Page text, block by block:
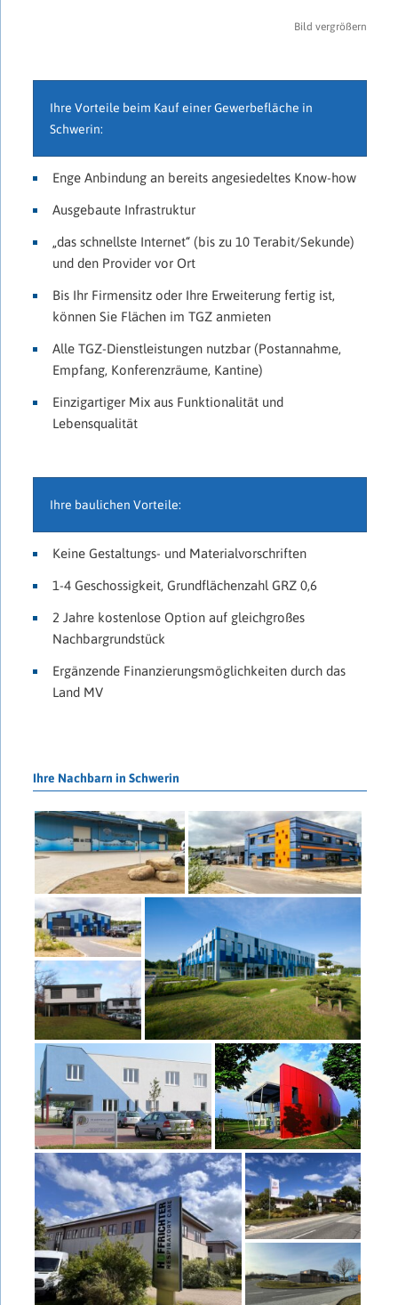
Bild vergrößern
Ihre Vorteile beim Kauf einer Gewerbefläche in
Schwerin:
Enge Anbindung an bereits angesiedeltes Know-how
Ausgebaute Infrastruktur
„das schnellste Internet“ (bis zu 10 Terabit/Sekunde)
und den Provider vor Ort
Bis Ihr Firmensitz oder Ihre Erweiterung fertig ist,
können Sie Flächen im TGZ anmieten
Alle TGZ-Dienstleistungen nutzbar (Postannahme,
Empfang, Konferenzräume, Kantine)
Einzigartiger Mix aus Funktionalität und
Lebensqualität
Ihre baulichen Vorteile:
Keine Gestaltungs- und Materialvorschriften
1-4 Geschossigkeit, Grundflächenzahl GRZ 0,6
2 Jahre kostenlose Option auf gleichgroßes
Nachbargrundstück
Ergänzende Finanzierungsmöglichkeiten durch das
Land MV
Ihre Nachbarn in Schwerin